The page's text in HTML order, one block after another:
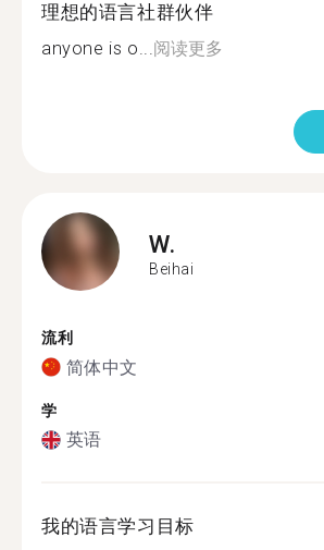
理想的语言社群伙伴
anyone is o...阅读更多
W.
Beihai
流利
简体中文
学
英语
我的语言学习目标